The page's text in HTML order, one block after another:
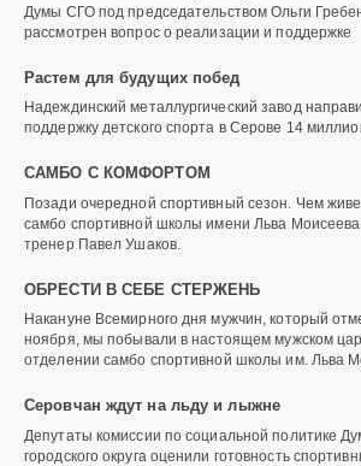
Думы СГО под председательством Ольги
рассмотрен вопрос о реализации и поддержке
Растем для будущих побед
Надеждинский металлургический завод
поддержку детского спорта в Серове 14
САМБО С КОМФОРТОМ
Позади очередной спортивный сезон. Чем
самбо спортивной школы имени Льва
тренер Павел Ушаков.
ОБРЕСТИ В СЕБЕ СТЕРЖЕНЬ
Накануне Всемирного дня мужчин, который
ноября, мы побывали в настоящем мужском
отделении самбо спортивной школы им. Льва
Серовчан ждут на льду и лыжне
Депутаты комиссии по социальной политике
городского округа оценили готовность